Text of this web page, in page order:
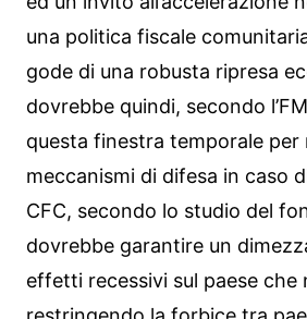
una politica fiscale
gode di una robusta ripresa
dovrebbe quindi, secondo
questa finestra temporale
meccanismi di difesa in caso
CFC, secondo lo studio del
dovrebbe garantire un
effetti recessivi sul paese che